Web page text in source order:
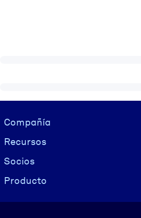
Visually hidden Text
Compañía
Recursos
Socios
Producto